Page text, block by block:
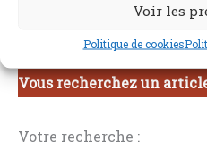
Voir les
Politique de cookies
Vous recherchez un
Votre recherche :